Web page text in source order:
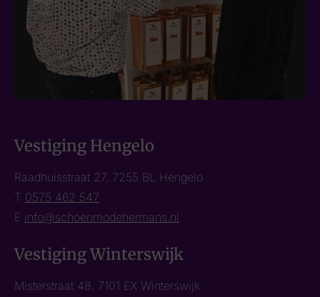
Vestiging Hengelo
Raadhuisstraat 27, 7255 BL Hengelo
T 0575 462 547
E info@schoenmodehermans.nl
Vestiging Winterswijk
Misterstraat 48, 7101 EX Winterswijk